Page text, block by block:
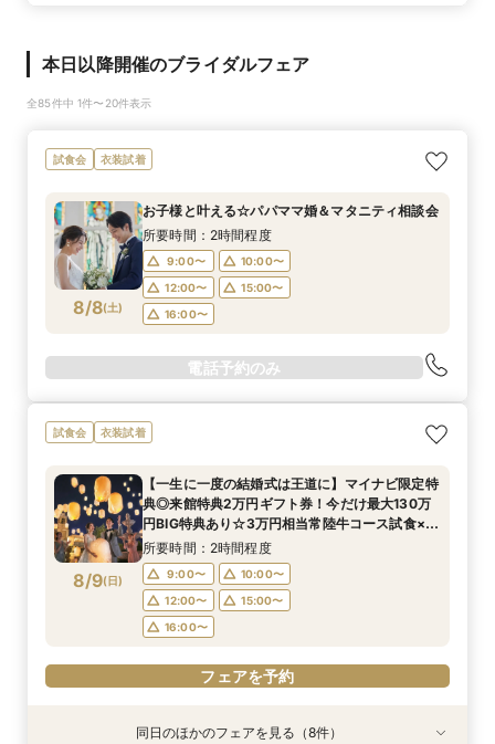
本日以降開催のブライダルフェア
全85件中 1件〜20件表示
試食会 衣装試着
8/8(土)
お子様と叶える☆パパママ婚＆マタニティ相談会
所要時間：2時間程度
9:00〜
10:00〜
12:00〜
15:00〜
16:00〜
電話予約のみ
試食会 衣装試着
8/9(日)
【一生に一度の結婚式は王道に】マイナビ限定特
典◎来館特典2万円ギフト券！今だけ最大130万
円BIG特典あり☆3万円相当常陸牛コース試食×新
作ドレス試着も叶う♪
所要時間：2時間程度
9:00〜
10:00〜
12:00〜
15:00〜
16:00〜
フェアを予約
衣装試着 特典あり
衣装試着
衣装試着 特典あり
衣装試着 特典あり
衣装試着 特典あり
特典あり同日のほかのフェアを見る（8件）